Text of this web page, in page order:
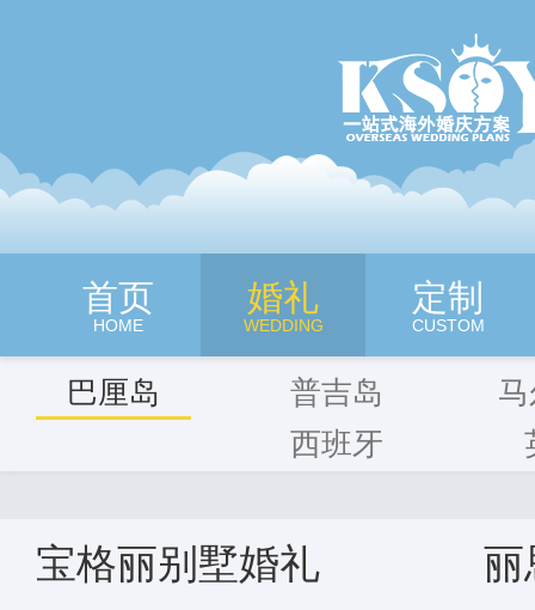
深圳旷世奇缘海外婚纱摄影
首页
HOME
婚礼
WEDDING
定制
CUSTOM
巴厘岛 普吉岛
西班牙
宝格丽别墅婚礼 丽